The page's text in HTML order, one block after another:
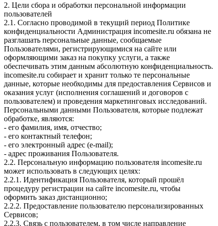
2. Цели сбора и обработки персональной информации
пользователей
2.1. Согласно проводимой в текущий период Политике
конфиденциальности Администрация incomesite.ru обязана не
разглашать персональные данные, сообщаемые
Пользователями, регистрирующимися на сайте или
оформляющими заказ на покупку услуги, а также
обеспечивать этим данным абсолютную конфиденциальность.
incomesite.ru собирает и хранит только те персональные
данные, которые необходимы для предоставления Сервисов и
оказания услуг (исполнения соглашений и договоров с
пользователем) и проведения маркетинговых исследований.
Персональными данными Пользователя, которые подлежат
обработке, являются:
- его фамилия, имя, отчество;
- его контактный телефон;
- его электронный адрес (e-mail);
- адрес проживания Пользователя.
2.2. Персональную информацию пользователя incomesite.ru
может использовать в следующих целях:
2.2.1. Идентификация Пользователя, который прошёл
процедуру регистрации на сайте incomesite.ru, чтобы
оформить заказ дистанционно;
2.2.2. Предоставление пользователю персонализированных
Сервисов;
2.2.3. Связь с пользователем, в том числе направление